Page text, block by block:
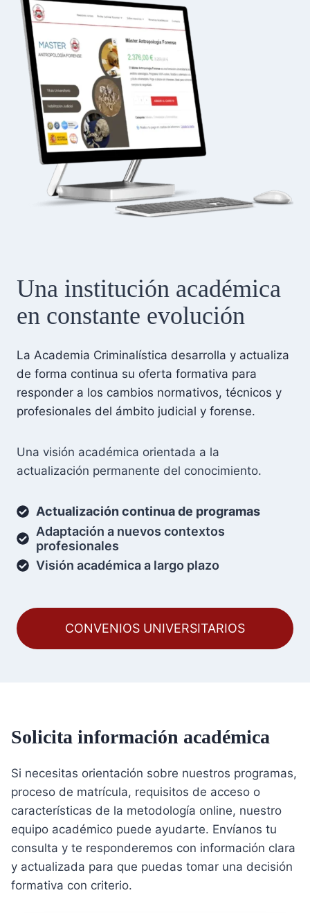
Una institución académica
en constante evolución
La Academia Criminalística desarrolla y actualiza
de forma continua su oferta formativa para
responder a los cambios normativos, técnicos y
profesionales del ámbito judicial y forense.
Una visión académica orientada a la
actualización permanente del conocimiento.
Actualización continua de programas
Adaptación a nuevos contextos
profesionales
Visión académica a largo plazo
CONVENIOS UNIVERSITARIOS
Solicita información académica
Si necesitas orientación sobre nuestros programas,
proceso de matrícula, requisitos de acceso o
características de la metodología online, nuestro
equipo académico puede ayudarte. Envíanos tu
consulta y te responderemos con información clara
y actualizada para que puedas tomar una decisión
formativa con criterio.